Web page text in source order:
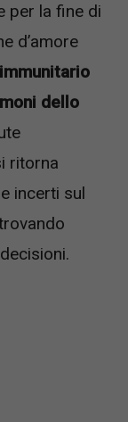
per la fine di
d’amore
dello
ritorna
incerti sul